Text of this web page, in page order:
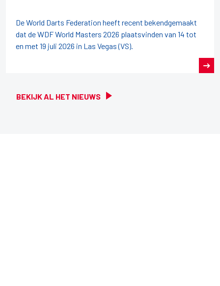
BEKIJK AL HET NIEUWS
De World Darts Federation heeft recent bekendgemaakt
dat de WDF World Masters 2026 plaatsvinden van 14 tot
en met 19 juli 2026 in Las Vegas (VS).